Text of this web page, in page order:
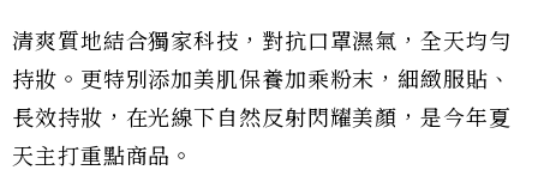
清爽質地結合獨家科技，對抗口罩濕氣，全天均勻
持妝。更特別添加美肌保養加乘粉末，細緻服貼、
長效持妝，在光線下自然反射閃耀美顏，是今年夏
天主打重點商品。